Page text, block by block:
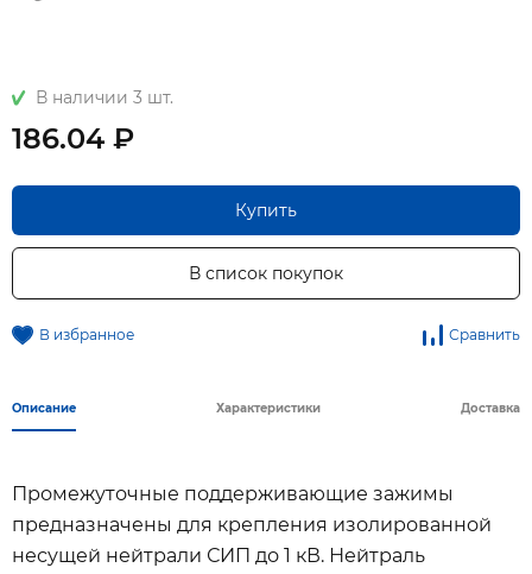
В наличии 3 шт.
186.04 ₽
Купить
В список покупок
В избранное Сравнить
Описание Характеристики Доставка
Промежуточные поддерживающие зажимы
предназначены для крепления изолированной
несущей нейтрали СИП до 1 кВ. Нейтраль